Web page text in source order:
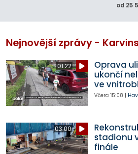
od 25
Nejnovější zprávy -
01:22
Oprava
ukončí
ve
Včera 15:08 |
03:00
stadionu
finále